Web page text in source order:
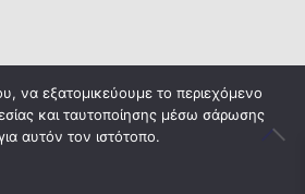
να εξατομικεύουμε το περιεχόμενο
και ταυτοποίησης μέσω σάρωσης
αυτόν τον ιστότοπο.